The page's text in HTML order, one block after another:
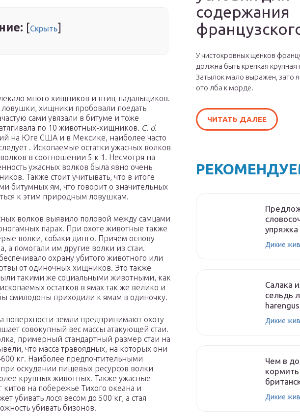
[Скрыть]
много хищников и птиц-падальщиков.
хищники пробовали поедать
сами увязали в битуме и тоже
по 10 животных-хищников. C. d.
на Юге США и в Мексике, наиболее часто
. Ископаемые остатки ужасных волков
в соотношении 5 к 1. Несмотря на
ужасных волков была явно очень
Также стоит учитывать, что в итоге
битумных ям, что говорит о значительных
к этим природным ловушкам.
волков выявило половой между самцами
парах. При охоте животные также
волки, собаки динго. Причём основу
а помогали им другие волки из стаи.
охрану убитого животного или
от одиночных хищников. Это также
такими же социальными животными, как
остатков в ямах так же велико и
смилодоны приходили к ямам в одиночку.
земли предпринимают охоту
совокупный вес массы атакующей стаи.
примерный стандартный размер стаи на
что масса травоядных, на которых они
кг. Наиболее предпочтительными
оскудении пищевых ресурсов волки
крупных животных. Также ужасные
на побережье Тихого океана и
убивать лося весом до 500 кг, а стая
убивать бизонов.
содержания
У чистокровных щенков
должна быть крепкая
Затылок мало выражен, зато
ото лба к морде.
ЧИТАТЬ ДАЛЕЕ
упряжка
Дикие
Салака
сельдь
Дикие
Чем в
Дикие